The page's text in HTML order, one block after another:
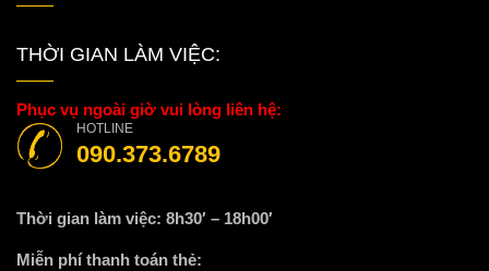
THỜI GIAN LÀM VIỆC:
Phục vụ ngoài giờ vui lòng liên hệ:
HOTLINE
090.373.6789
Thời gian làm việc: 8h30′ – 18h00′
Miễn phí thanh toán thẻ: